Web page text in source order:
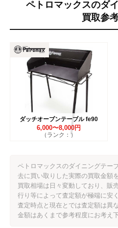
ペトロマックスのダ
買取参
ダッチオーブンテーブル fe90
6,000〜8,000円
（ランク：）
ペトロマックスのダイニングテー
去に買い取りした実際の買取金額
買取相場は日々変動しており、販
行り等によって査定額が極端に安
査定時点と現在とでは査定額は異
金額はあくまで参考程度にお考え下